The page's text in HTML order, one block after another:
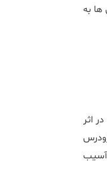
‌ها به
اثر
آسیب